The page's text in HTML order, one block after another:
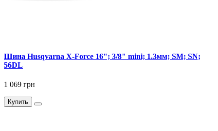
Шина Husqvarna X-Force 16"; 3/8" mini; 1.3мм; SM; SN;
56DL
1 069 грн
Купить